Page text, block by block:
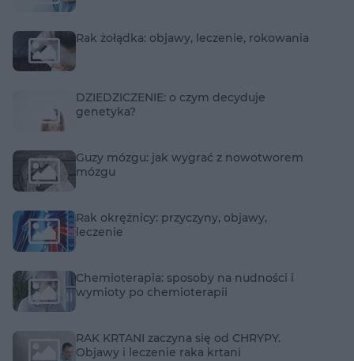
Rak żołądka: objawy, leczenie, rokowania
DZIEDZICZENIE: o czym decyduje
genetyka?
Guzy mózgu: jak wygrać z nowotworem
mózgu
Rak okrężnicy: przyczyny, objawy,
leczenie
Chemioterapia: sposoby na nudności i
wymioty po chemioterapii
RAK KRTANI zaczyna się od CHRYPY.
Objawy i leczenie raka krtani